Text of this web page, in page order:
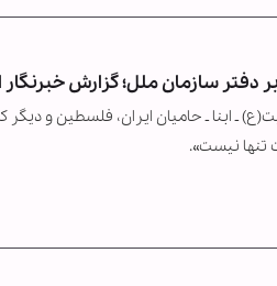
دفتر سازمان ملل؛ گزارش خبرنگار
ـ ابنا ـ حامیان ایران، فلسطین و
تنها نیست».